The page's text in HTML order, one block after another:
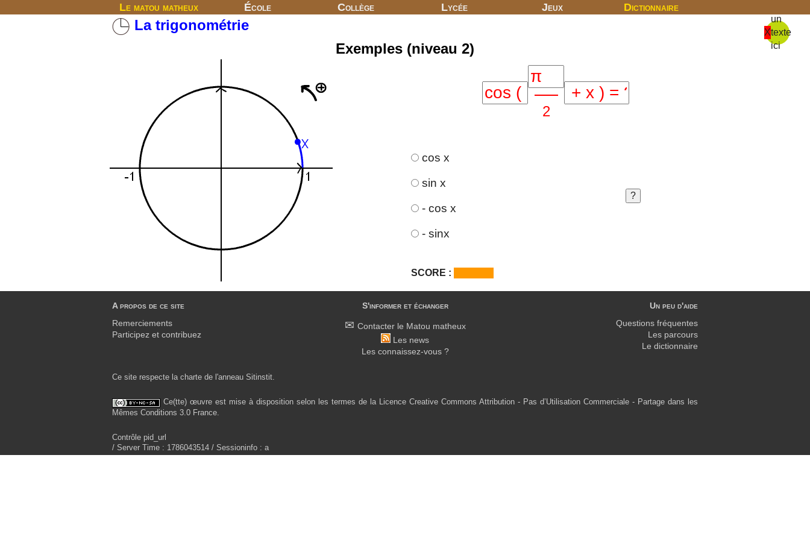
Le matou matheux École Collège Lycée Jeux Dictionnaire
X
un
texte
ici
La trigonométrie
Exemples (niveau 2)
2
cos x
sin x
- cos x
- sinx
SCORE :
A propos de ce site
Remerciements
Participez et contribuez
S'informer et échanger
Contacter le Matou matheux
Les news
Les connaissez-vous ?
Un peu d'aide
Questions fréquentes
Les parcours
Le dictionnaire
Ce site respecte la charte de l'anneau Sitinstit.
Ce(tte) œuvre est mise à disposition selon les termes de la Licence Creative Commons Attribution - Pas d’Utilisation Commerciale - Partage dans les
Mêmes Conditions 3.0 France.
Contrôle pid_url
/ Server Time : 1786043514 / Sessioninfo : a